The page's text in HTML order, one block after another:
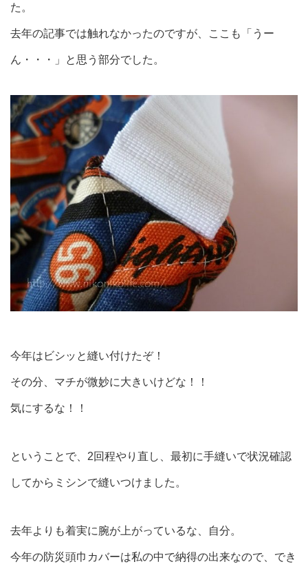
た。
去年の記事では触れなかったのですが、ここも「うー
ん・・・」と思う部分でした。
今年はビシッと縫い付けたぞ！
その分、マチが微妙に大きいけどな！！
気にするな！！
ということで、2回程やり直し、最初に手縫いで状況確認
してからミシンで縫いつけました。
去年よりも着実に腕が上がっているな、自分。
今年の防災頭巾カバーは私の中で納得の出来なので、でき